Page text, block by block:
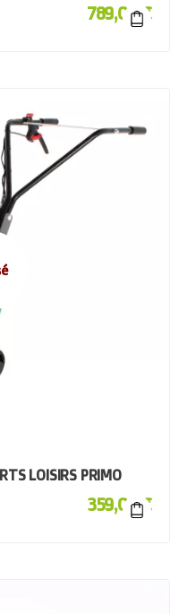
789,00€
LOISIRS PRIMO
359,00€